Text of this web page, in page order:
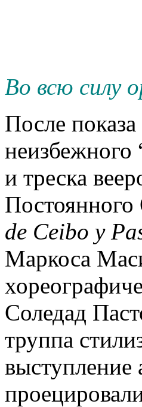
Во всю силу
После
неизбежного
и треска
Постоянного
de Ceibo y
Маркоса
Соледад
труппа
выступление